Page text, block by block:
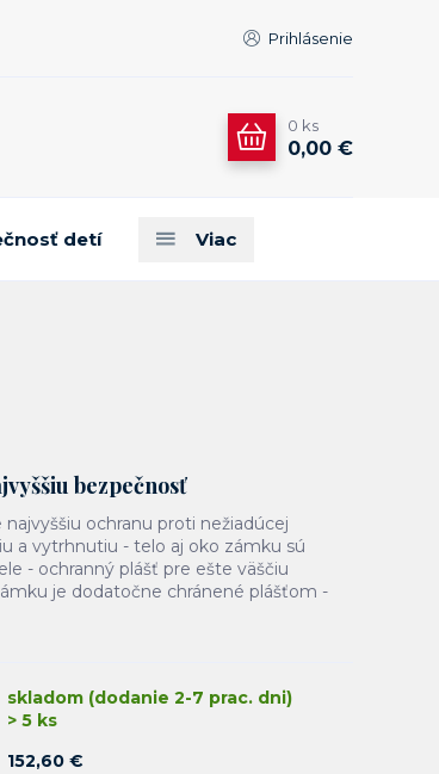
Prihlásenie
0 ks
0,00 €
detí Viac
bezpečnosť
ochranu proti nežiadúcej
a vytrhnutiu - telo aj oko zámku sú
- ochranný plášť pre ešte väščiu
je dodatočne chránené plášťom -
skladom (dodanie 2-7 prac. dni)
> 5 ks
152,60 €